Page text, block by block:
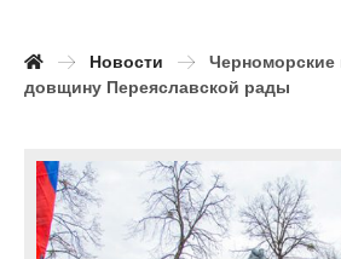
Новости
Черноморские
довщину Переяславской рады